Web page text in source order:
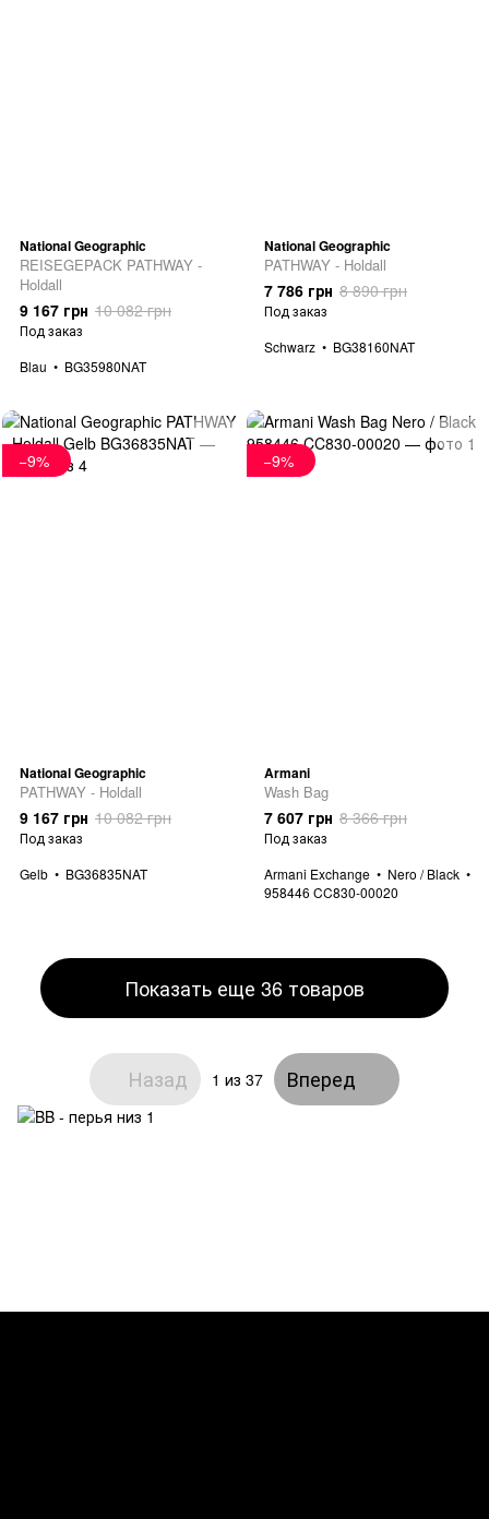
National Geographic
REISEGEPACK PATHWAY -
Holdall
9 167 грн 10 082 грн
Под заказ
Blau
BG35980NAT
National Geographic
PATHWAY - Holdall
7 786 грн 8 890 грн
Под заказ
Schwarz
BG38160NAT
−9%
National Geographic
PATHWAY - Holdall
9 167 грн 10 082 грн
Под заказ
Gelb
BG36835NAT
−9%
Armani
Wash Bag
7 607 грн 8 366 грн
Под заказ
Armani Exchange
Nero / Black
958446 CC830-00020
Показать еще 36 товаров
Назад 1 из 37 Вперед